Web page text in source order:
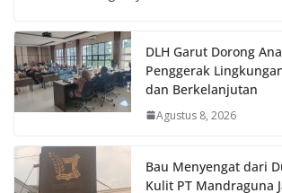
DLH Garut Dorong
Penggerak
dan Berkelanjutan
Agustus 8, 2026
Bau Menyengat dari
Kulit PT Mandraguna